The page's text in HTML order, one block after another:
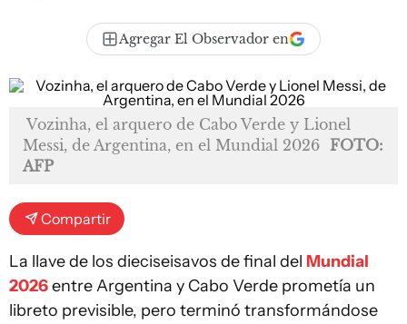
Agregar El Observador en
Vozinha, el arquero de Cabo Verde y Lionel
Messi, de Argentina, en el Mundial 2026 FOTO:
AFP
Compartir
La llave de los dieciseisavos de final del Mundial
2026entre Argentina y Cabo Verde prometía un
libreto previsible, pero terminó transformándose